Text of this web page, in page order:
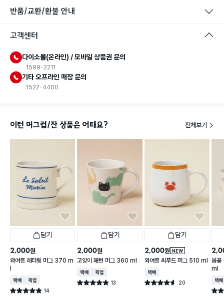
반품/교환/환불 안내
고객센터
다이소몰(온라인) / 모바일 상품권 문의
1599-2211
기타 오프라인 매장 문의
1522-4400
이런 머그컵/잔 상품은 어때요? 전체보기
담기
2,000원
와여름 레터링 머그 370 m
l
택배배송매장픽업
별점 4.9점 14
건 작성
담기
2,000원
고양이 패턴 머그 360 ml
택배배송매장픽업
별점 4.9점 13
건 작성
담기
NEW
2,000원
와여름 씨푸드 머그 510 ml
택배배송
별점 4.6점 20
건 작성
봄꽃
ml
택배
별점